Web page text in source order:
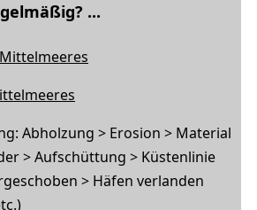
...
Mittelmeeres
Abholzung > Erosion > Material
> Aufschüttung > Küstenlinie
> Häfen verlanden